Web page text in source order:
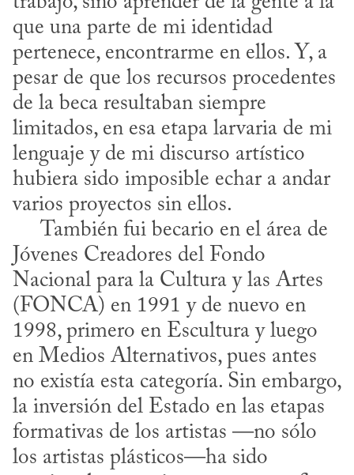
que una parte de mi identidad
pertenece, encontrarme en ellos. Y, a
pesar de que los recursos procedentes
de la beca resultaban siempre
limitados, en esa etapa larvaria de mi
lenguaje y de mi discurso artístico
hubiera sido imposible echar a andar
varios proyectos sin ellos.
Jóvenes Creadores del Fondo
Nacional para la Cultura y las Artes
(FONCA) en 1991 y de nuevo en
1998, primero en Escultura y luego
en Medios Alternativos, pues antes
no existía esta categoría. Sin embargo,
la inversión del Estado en las etapas
formativas de los artistas —no sólo
los artistas plásticos—ha sido